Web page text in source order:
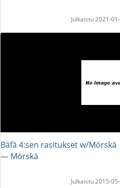
Julkaistu 2021-
Bäfä 4:sen rasitukset w/Mörskä
― Mörskä
Julkaistu 2015-